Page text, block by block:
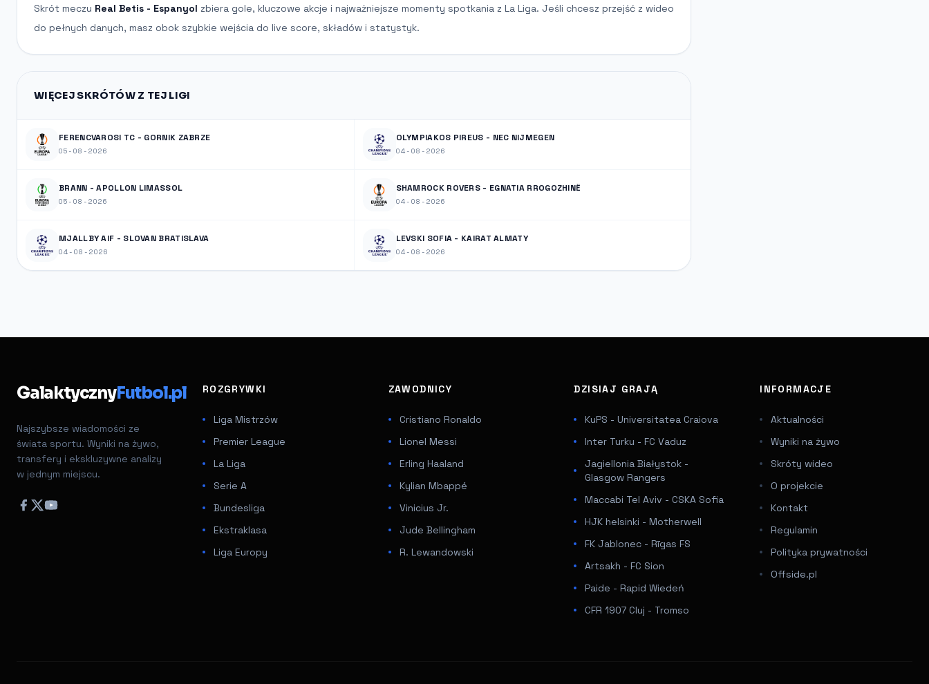
Skrót meczu Real Betis - Espanyol zbiera gole, kluczowe akcje i najważniejsze momenty spotkania z La Liga. Jeśli chcesz przejść z wideo
do pełnych danych, masz obok szybkie wejścia do live score, składów i statystyk.
WIĘCEJ SKRÓTÓW Z TEJ LIGI
FERENCVAROSI TC - GORNIK ZABRZE
05-08-2026
OLYMPIAKOS PIREUS - NEC NIJMEGEN
04-08-2026
BRANN - APOLLON LIMASSOL
05-08-2026
SHAMROCK ROVERS - EGNATIA RROGOZHINË
04-08-2026
MJALLBY AIF - SLOVAN BRATISLAVA
04-08-2026
LEVSKI SOFIA - KAIRAT ALMATY
04-08-2026
GalaktycznyFutbol.pl
Najszybsze wiadomości ze
świata sportu. Wyniki na żywo,
transfery i ekskluzywne analizy
w jednym miejscu.
ROZGRYWKI
Liga Mistrzów
Premier League
La Liga
Serie A
Bundesliga
Ekstraklasa
Liga Europy
ZAWODNICY
Cristiano Ronaldo
Lionel Messi
Erling Haaland
Kylian Mbappé
Vinicius Jr.
Jude Bellingham
R. Lewandowski
DZISIAJ GRAJĄ
KuPS - Universitatea Craiova
Inter Turku - FC Vaduz
Jagiellonia Białystok -
Glasgow Rangers
Maccabi Tel Aviv - CSKA Sofia
HJK helsinki - Motherwell
FK Jablonec - Rīgas FS
Artsakh - FC Sion
Paide - Rapid Wiedeń
CFR 1907 Cluj - Tromso
INFORMACJE
Aktualności
Wyniki na żywo
Skróty wideo
O projekcie
Kontakt
Regulamin
Polityka prywatności
Offside.pl